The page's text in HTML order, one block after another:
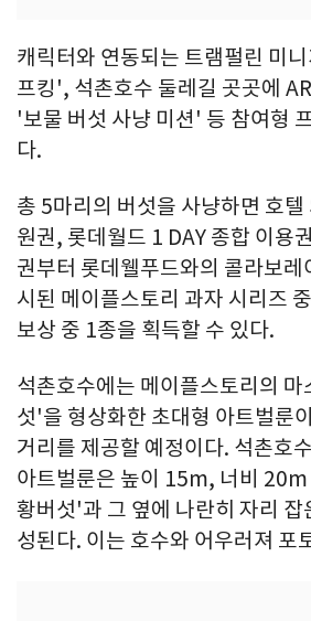
캐릭터와 연동되는 트램펄린 미
프킹', 석촌호수 둘레길 곳곳에
'보물 버섯 사냥 미션' 등 참여형
다.
총 5마리의 버섯을 사냥하면 호
원권, 롯데월드 1 DAY 종합 이용
권부터 롯데웰푸드와의 콜라보레
시된 메이플스토리 과자 시리즈
보상 중 1종을 획득할 수 있다.
석촌호수에는 메이플스토리의 마
섯'을 형상화한 초대형 아트벌룬
거리를 제공할 예정이다. 석촌호
아트벌룬은 높이 15m, 너비
황버섯'과 그 옆에 나란히 자리
성된다. 이는 호수와 어우러져 포